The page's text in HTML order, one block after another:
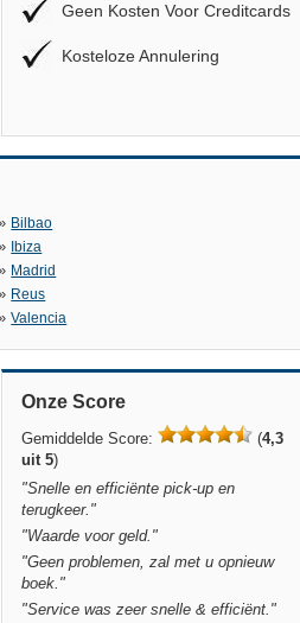
Geen Kosten Voor Creditcards
Kosteloze Annulering
Bilbao
Ibiza
Madrid
Reus
Valencia
Onze Score
Gemiddelde Score: (4,3
uit 5)
"Snelle en efficiënte pick-up en
terugkeer. "
"Waarde voor geld. "
"Geen problemen, zal met u opnieuw
boek. "
"Service was zeer snelle & efficiënt. "